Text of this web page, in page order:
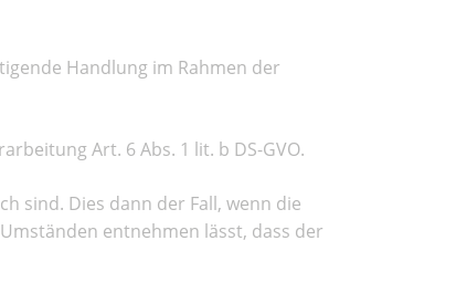
Handlung im Rahmen der
Art. 6 Abs. 1 lit. b DS-GVO.
sind. Dies dann der Fall, wenn die
entnehmen lässt, dass der